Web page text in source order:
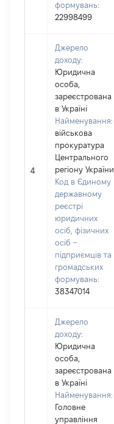
формувань:
22998499
4
Джерело
доходу:
Юридична
особа,
зареєстрована
в Україні
Найменування:
військова
прокуратура
Центрального
регіону України
Код в Єдиному
державному
реєстрі
юридичних
осіб, фізичних
осіб –
підприємців та
громадських
формувань:
38347014
Джерело
доходу:
Юридична
особа,
зареєстрована
в Україні
Найменування:
Головне
управління